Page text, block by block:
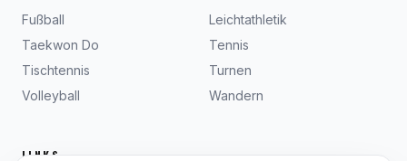
Fußball
Leichtathletik
Taekwon Do
Tennis
Tischtennis
Turnen
Volleyball
Wandern
LINKS